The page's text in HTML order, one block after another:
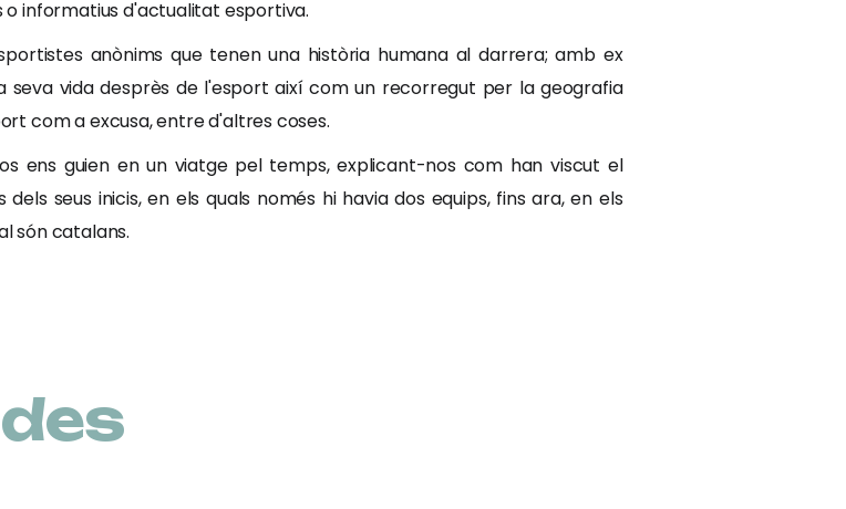
informatius d'actualitat esportiva.
anònims que tenen una història humana al darrera; amb ex
seva vida desprès de l'esport així com un recorregut per la geografia
com a excusa, entre d'altres coses.
ens guien en un viatge pel temps, explicant-nos com han viscut el
seus inicis, en els quals només hi havia dos equips, fins ara, en els
són catalans.